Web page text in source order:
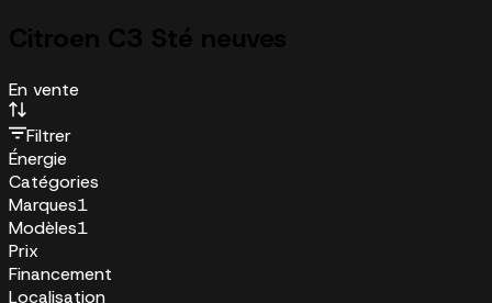
En vente
Filtrer
Énergie
Catégories
Marques1
Modèles1
Prix
Financement
Localisation